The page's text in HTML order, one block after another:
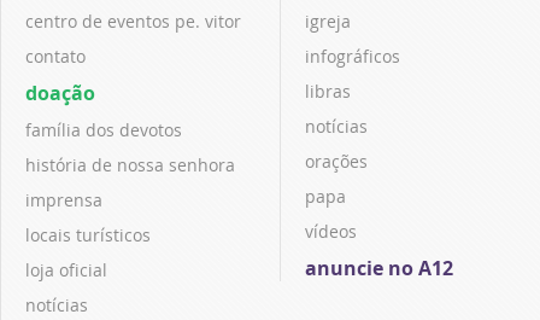
centro de eventos pe. vitor
contato
doação
família dos devotos
história de nossa senhora
imprensa
locais turísticos
loja oficial
notícias
igreja
infográficos
libras
notícias
orações
papa
vídeos
anuncie no A12